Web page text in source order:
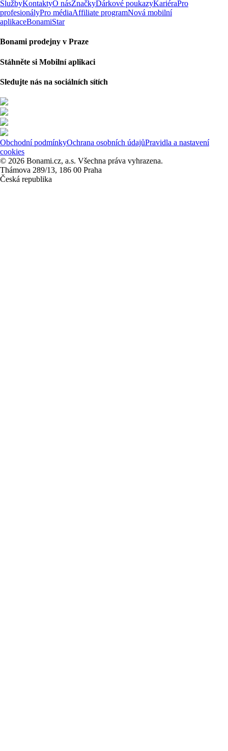
SlužbyKontaktyO násZnačkyDárkové poukazyKariéraPro
profesionályPro médiaAffiliate programNová mobilní
aplikaceBonamiStar
Bonami prodejny v Praze
Stáhněte si Mobilní aplikaci
Sledujte nás na sociálních sítích
Obchodní podmínkyOchrana osobních údajůPravidla a nastavení
cookies
© 2026 Bonami.cz, a.s. Všechna práva vyhrazena.
Thámova 289/13, 186 00 Praha
Česká republika